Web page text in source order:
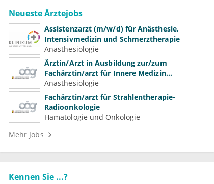
Neueste Ärztejobs
Assistenzarzt (m/w/d) für Anästhesie,
Intensivmedizin und Schmerztherapie
Anästhesiologie
Ärztin/Arzt in Ausbildung zur/zum
Fachärztin/arzt für Innere Medizin
(Kardiologie, Nephrologie, Intensivmedizin)
Anästhesiologie
Fachärztin/arzt für Strahlentherapie-
Radioonkologie
Hämatologie und Onkologie
Mehr Jobs
Kennen Sie ...?